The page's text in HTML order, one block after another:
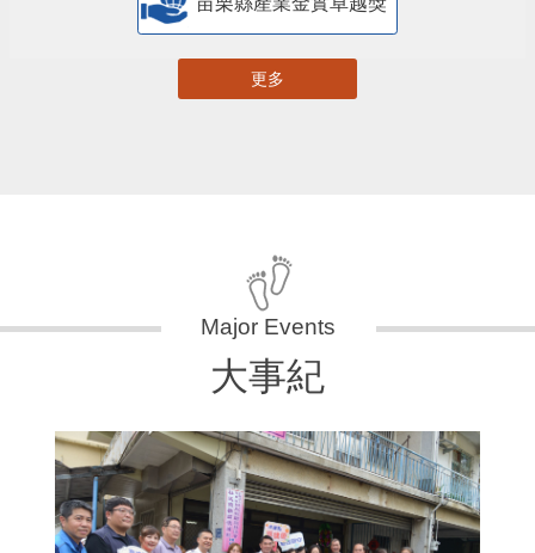
更多
大事紀